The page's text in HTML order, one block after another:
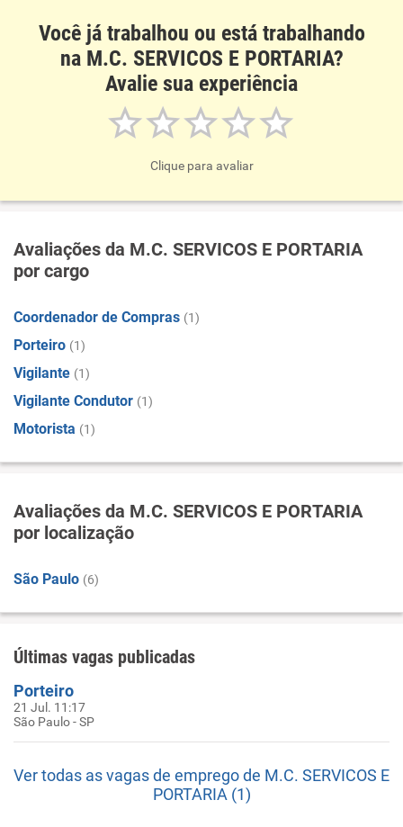
Você já trabalhou ou está trabalhando
na M.C. SERVICOS E PORTARIA?
Avalie sua experiência
Clique para avaliar
Avaliações da M.C. SERVICOS E PORTARIA
por cargo
Coordenador de Compras (1)
Porteiro (1)
Vigilante (1)
Vigilante Condutor (1)
Motorista (1)
Avaliações da M.C. SERVICOS E PORTARIA
por localização
São Paulo (6)
Últimas vagas publicadas
Porteiro
21 Jul. 11:17
São Paulo - SP
Ver todas as vagas de emprego de M.C. SERVICOS E
PORTARIA (1)